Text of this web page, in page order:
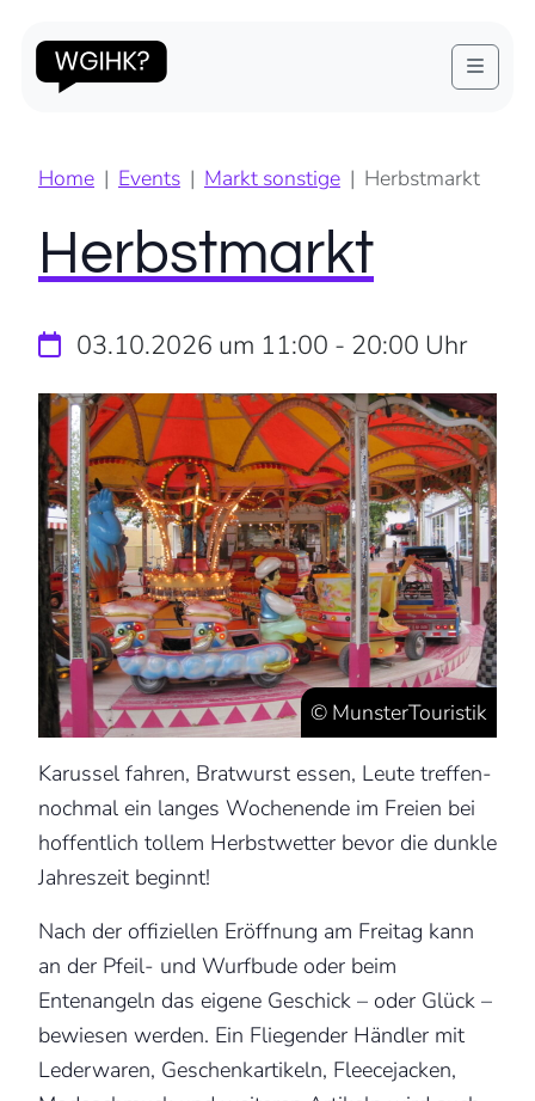
Menu
Home Events Markt sonstige Herbstmarkt
Herbstmarkt
03.10.2026 um 11:00 - 20:00 Uhr
© MunsterTouristik
Karussel fahren, Bratwurst essen, Leute treffen-
nochmal ein langes Wochenende im Freien bei
hoffentlich tollem Herbstwetter bevor die dunkle
Jahreszeit beginnt!
Nach der offiziellen Eröffnung am Freitag kann
an der Pfeil- und Wurfbude oder beim
Entenangeln das eigene Geschick – oder Glück –
bewiesen werden. Ein Fliegender Händler mit
Lederwaren, Geschenkartikeln, Fleecejacken,